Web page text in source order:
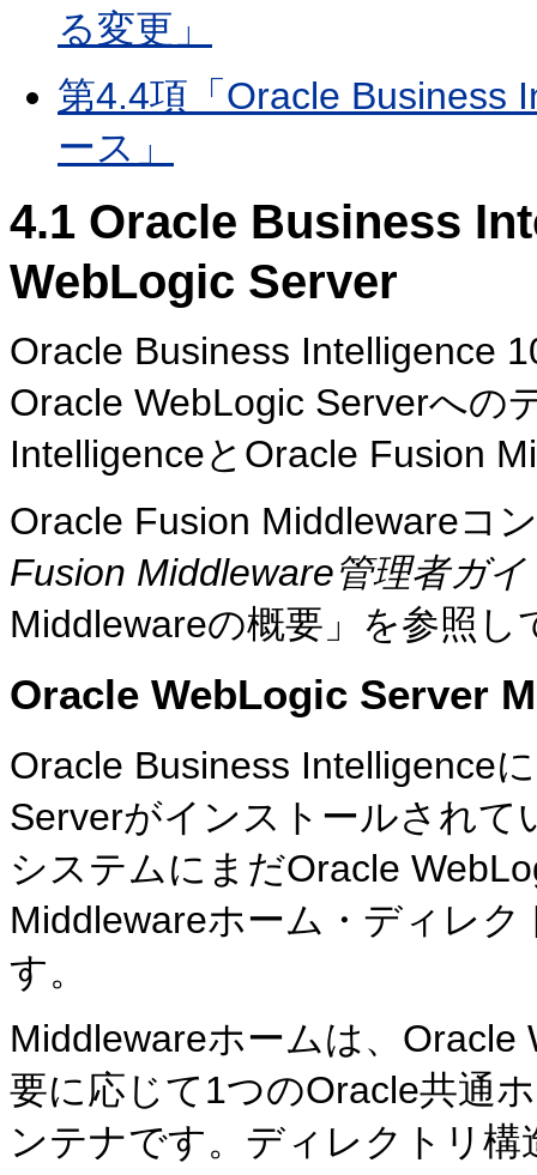
る変更」
第4.4項「Oracle Business
ース」
4.1 Oracle Business
WebLogic Server
Oracle Business Intelligence
Oracle WebLogic Serverへの
IntelligenceとOracle Fusion
Oracle Fusion Middlewareコ
Fusion Middleware管理者ガイ
Middlewareの概要」を参照し
Oracle WebLogic Server
Oracle Business Intelligence
Serverがインストールされて
システムにまだOracle
Middlewareホーム・ディレ
す。
Middlewareホームは、
要に応じて1つのOracle共通
ンテナです。ディレクトリ